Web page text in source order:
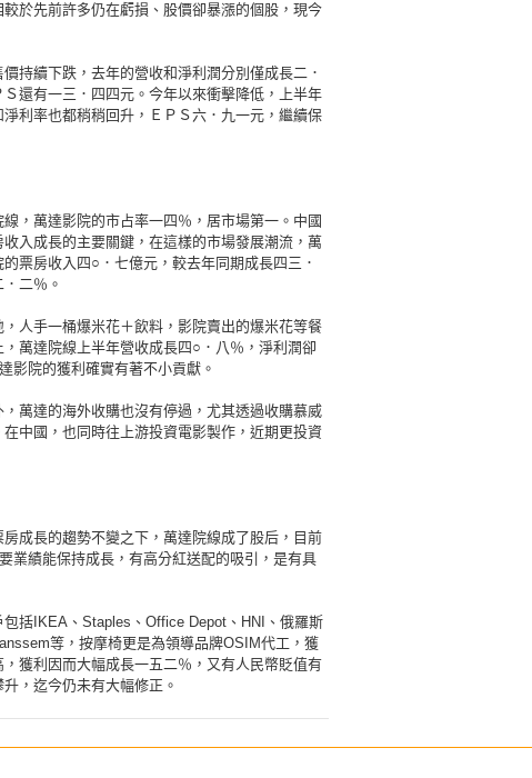
於先前許多仍在虧損、股價卻暴漲的個股，現今
持續下跌，去年的營收和淨利潤分別僅成長二．
還有一三．四四元。今年以來衝擊降低，上半年
利率也都稍稍回升，ＥＰＳ六．九一元，繼續保
，萬達影院的市占率一四％，居市場第一。中國
入成長的主要關鍵，在這樣的市場發展潮流，萬
票房收入四○．七億元，較去年同期成長四三．
二％。
人手一桶爆米花＋飲料，影院賣出的爆米花等餐
萬達院線上半年營收成長四○．八％，淨利潤卻
影院的獲利確實有著不小貢獻。
萬達的海外收購也沒有停過，尤其透過收購慕威
中國，也同時往上游投資電影製作，近期更投資
成長的趨勢不變之下，萬達院線成了股后，目前
業績能保持成長，有高分紅送配的吸引，是有具
括IKEA、Staples、Office Depot、HNI、俄羅斯
等，按摩椅更是為領導品牌OSIM代工，獲
獲利因而大幅成長一五二％，又有人民幣貶值有
，迄今仍未有大幅修正。